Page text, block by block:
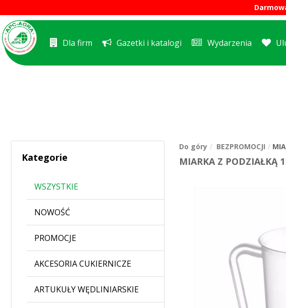
Dla firm Gazetki i katalogi Wydarzenia
Kategorie
WSZYSTKIE
NOWOŚĆ
PROMOCJE
AKCESORIA CUKIERNICZE
ARTUKUŁY WĘDLINIARSKIE
Do góry BEZPROMOCJI
MIARKA Z PODZIAŁKĄ